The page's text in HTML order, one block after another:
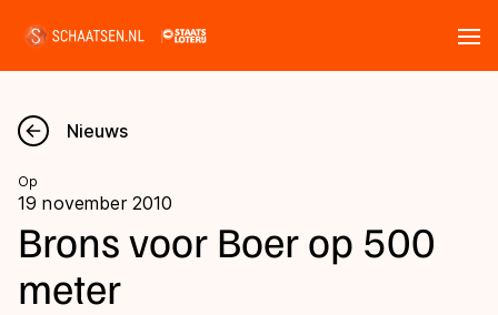
Nieuws
Kalender
Disciplines
Nieuws
Op
19 november 2010
Brons voor Boer op 500
meter